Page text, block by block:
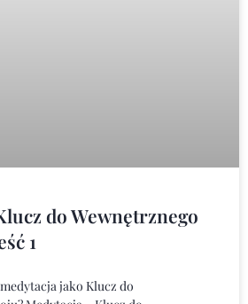
do Wewnętrznego
1
jako Klucz do